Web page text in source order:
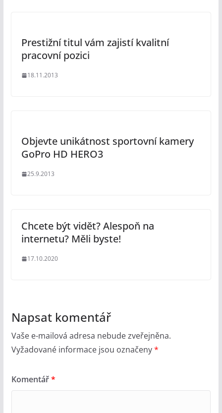
Prestižní titul vám zajistí kvalitní
pracovní pozici
18.11.2013
Objevte unikátnost sportovní kamery
GoPro HD HERO3
25.9.2013
Chcete být vidět? Alespoň na
internetu? Měli byste!
17.10.2020
Napsat komentář
Vaše e-mailová adresa nebude zveřejněna.
Vyžadované informace jsou označeny*
Komentář*